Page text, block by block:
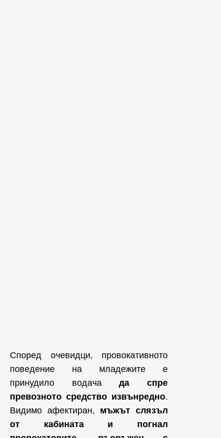
Според очевидци, провокативното
поведение на младежите е
принудило водачада спре
превозното средство извънредно.
Видимо афектиран, мъжът слязъл
от кабината и погнал